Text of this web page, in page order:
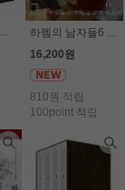
하렘의 남자들6 - 알파타르트
16,200원
810원 적립
100point 적립